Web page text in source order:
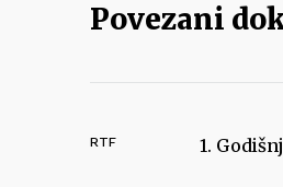
Povezani
RTF 1.